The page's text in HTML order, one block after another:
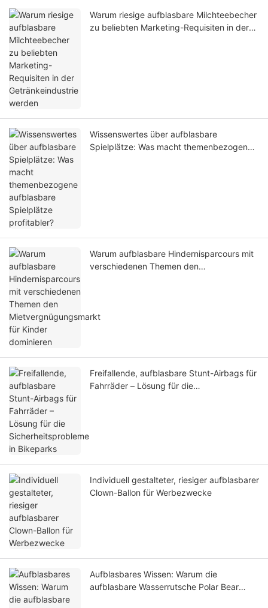
Warum riesige aufblasbare Milchteebecher
zu beliebten Marketing-Requisiten in der
Wissenswertes über aufblasbare
Spielplätze: Was macht themenbezogene
Warum aufblasbare Hindernisparcours mit
verschiedenen Themen den
Freifallende, aufblasbare Stunt-Airbags für
Fahrräder – Lösung für die
Individuell gestalteter, riesiger aufblasbarer
Clown-Ballon für Werbezwecke
Aufblasbares Wissen: Warum die
aufblasbare Wasserrutsche Polar Bear